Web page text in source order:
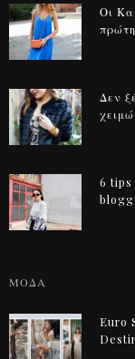
Οι
Δεν
6 tips
ΜΟΔΑ
Euro